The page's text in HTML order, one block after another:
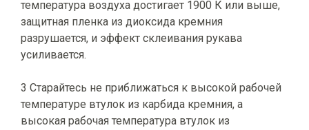
температура воздуха достигает 1900 К или выше,
защитная пленка из диоксида кремния
разрушается, и эффект склеивания рукава
усиливается.
3 Старайтесь не приближаться к высокой рабочей
температуре втулок из карбида кремния, а
высокая рабочая температура втулок из